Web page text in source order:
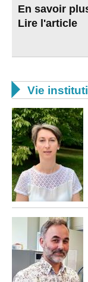
En savoir
Lire l'article
 Vie